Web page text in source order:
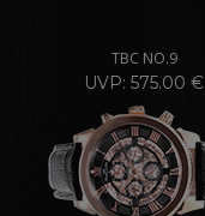
TBC NO.9
UVP: 575.00 €